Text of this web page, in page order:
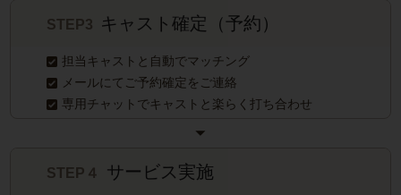
STEP3 キャスト確定（予約）
担当キャストと自動でマッチング
メールにてご予約確定をご連絡
専用チャットでキャストと楽らく打ち合わせ
STEP４ サービス実施